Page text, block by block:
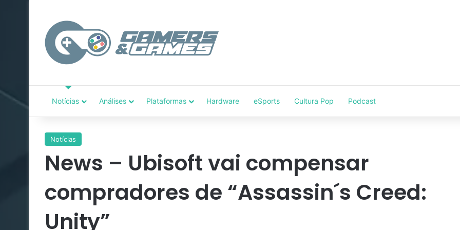
Notícias Análises Plataformas Hardware eSports Cultura Pop Podcast
Notícias
News – Ubisoft vai compensar
compradores de “Assassin´s Creed:
Unity”